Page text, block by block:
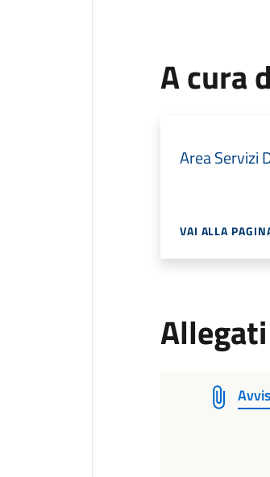
A cura
Area Servizi
VAI ALLA
Allegati